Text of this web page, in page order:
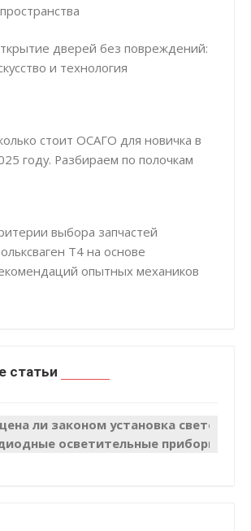
дверей без повреждений:
и технология
стоит ОСАГО для новичка в
году. Разбираем по полочкам
выбора запчастей
Т4 на основе
опытных механиков
статьи
ли законом установка
осветительные приборы